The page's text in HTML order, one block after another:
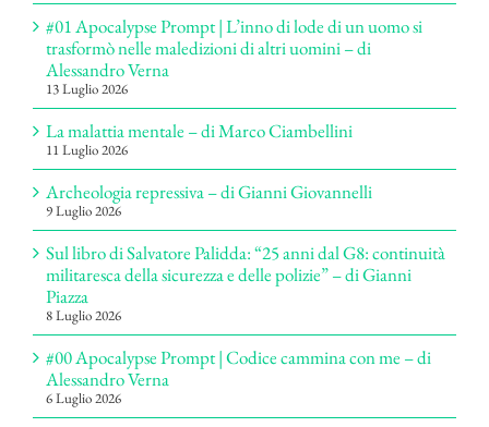
#01 Apocalypse Prompt | L’inno di lode di un uomo si
trasformò nelle maledizioni di altri uomini – di
Alessandro Verna
13 Luglio 2026
La malattia mentale – di Marco Ciambellini
11 Luglio 2026
Archeologia repressiva – di Gianni Giovannelli
9 Luglio 2026
Sul libro di Salvatore Palidda: “25 anni dal G8: continuità
militaresca della sicurezza e delle polizie” – di Gianni
Piazza
8 Luglio 2026
#00 Apocalypse Prompt | Codice cammina con me – di
Alessandro Verna
6 Luglio 2026